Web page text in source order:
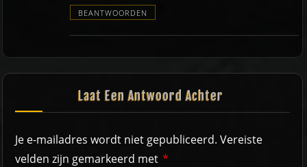
BEANTWOORDEN
Laat Een Antwoord Achter
Je e-mailadres wordt niet gepubliceerd. Vereiste
velden zijn gemarkeerd met *